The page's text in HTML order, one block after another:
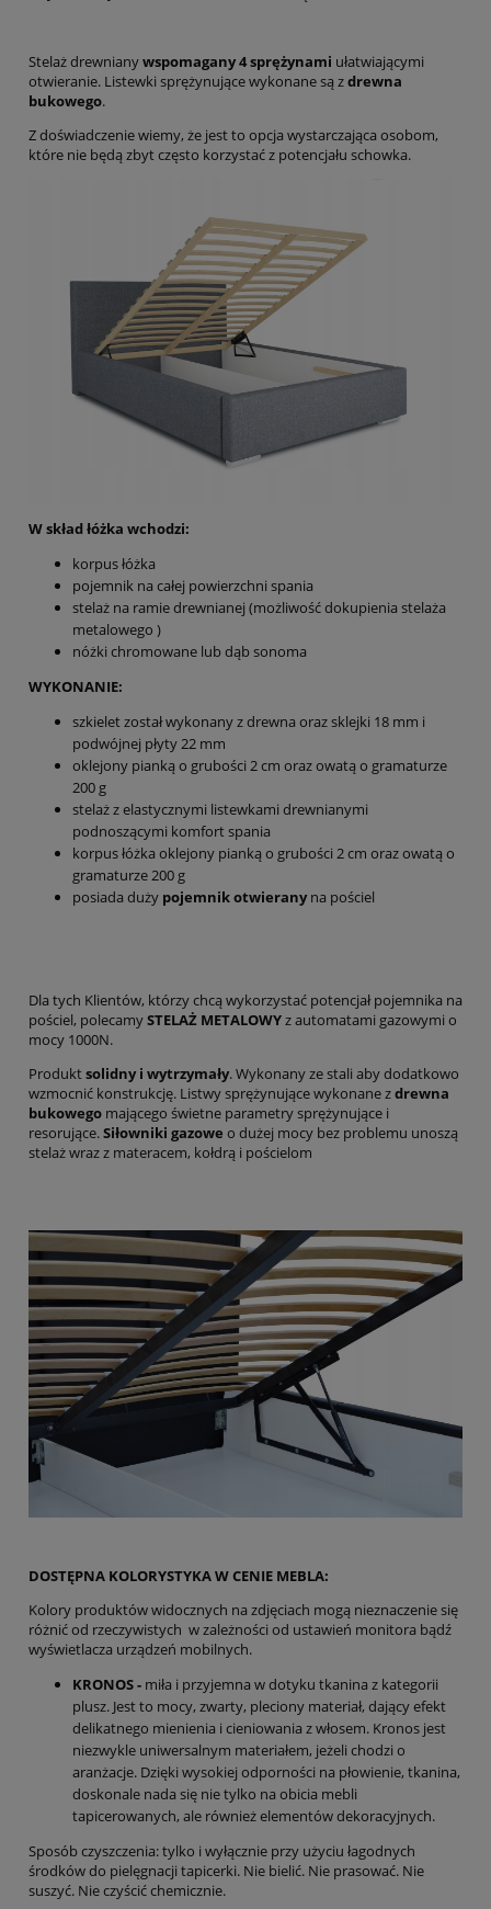
Stelaż drewnianywspomagany 4 sprężynami ułatwiającymi
otwieranie. Listewki sprężynujące wykonane są zdrewna
bukowego.
Z doświadczenie wiemy, że jest to opcja wystarczająca osobom,
które nie będą zbyt często korzystać z potencjału schowka.
W skład łóżka wchodzi:
korpus łóżka
pojemnik na całej powierzchni spania
stelaż na ramie drewnianej (możliwość dokupienia stelaża
metalowego )
nóżki chromowane lub dąb sonoma
WYKONANIE:
szkielet został wykonany z drewna oraz sklejki 18 mm i
podwójnej płyty 22 mm
oklejony pianką o grubości 2 cm oraz owatą o gramaturze
200 g
stelaż z elastycznymi listewkami drewnianymi
podnoszącymi komfort spania
korpus łóżka oklejony pianką o grubości 2 cm oraz owatą o
gramaturze 200 g
posiada duży pojemnik otwieranyna pościel
Dla tych Klientów, którzy chcą wykorzystać potencjał pojemnika na
pościel, polecamySTELAŻ METALOWYz automatami gazowymi o
mocy 1000N.
Produktsolidny i wytrzymały. Wykonany ze stali aby dodatkowo
wzmocnić konstrukcję. Listwy sprężynujące wykonane zdrewna
bukowego mającego świetne parametry sprężynujące i
resorujące.Siłowniki gazowe o dużej mocy bez problemu unoszą
stelaż wraz z materacem, kołdrą i pościelom
DOSTĘPNA KOLORYSTYKA W CENIE MEBLA:
Kolory produktów widocznych na zdjęciach mogą nieznaczenie się
różnić od rzeczywistych w zależności od ustawień monitora bądź
wyświetlacza urządzeń mobilnych.
KRONOS - miła i przyjemna w dotyku tkanina z kategorii
plusz. Jest to mocy, zwarty, pleciony materiał, dający efekt
delikatnego mienienia i cieniowania z włosem. Kronos jest
niezwykle uniwersalnym materiałem, jeżeli chodzi o
aranżacje. Dzięki wysokiej odporności na płowienie, tkanina,
doskonale nada się nie tylko na obicia mebli
tapicerowanych, ale również elementów dekoracyjnych.
Sposób czyszczenia: tylko i wyłącznie przy użyciu łagodnych
środków do pielęgnacji tapicerki. Nie bielić. Nie prasować. Nie
suszyć. Nie czyścić chemicznie.